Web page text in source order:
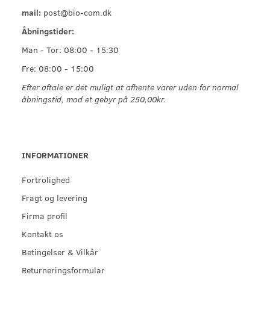
mail: post@bio-com.dk
Åbningstider:
Man - Tor: 08:00 - 15:30
Fre: 08:00 - 15:00
Efter aftale er det muligt at afhente varer uden for normal
åbningstid, mod et gebyr på 250,00kr.
INFORMATIONER
Fortrolighed
Fragt og levering
Firma profil
Kontakt os
Betingelser & Vilkår
Returneringsformular